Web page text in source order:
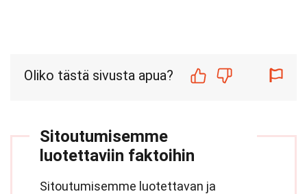
Oliko tästä sivusta apua?
Sitoutumisemme
luotettaviin faktoihin
Sitoutumisemme luotettavan ja